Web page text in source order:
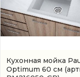
Кухонная мойка
Optimum 60 см